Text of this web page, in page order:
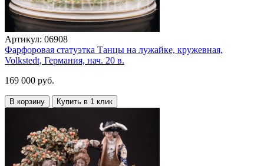
Артикул: 06908
Фарфоровая статуэтка Танцы на лужайке, кружевная,
Volkstedt, Германия, нач. 20 в.
169 000 руб.
В корзину Купить в 1 клик